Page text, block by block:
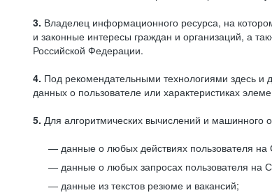
3. Владелец информационного ресурса, на
и законные интересы граждан и организаций, а
Российской Федерации.
4. Под рекомендательными технологиями здесь
данных о пользователе или характеристиках
5. Для алгоритмических вычислений и машинного
данные о любых действиях пользователя на
данные о любых запросах пользователя на
данные из текстов резюме и вакансий;